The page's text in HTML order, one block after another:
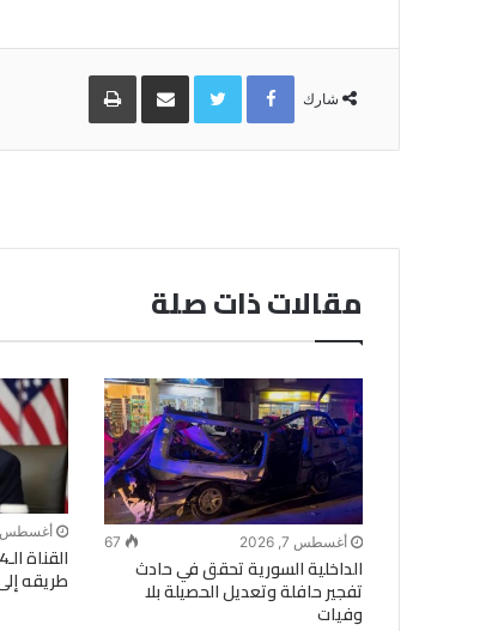
شارك
Facebook
Twitterمشاركة
البريد
طباعة
مقالات ذات صلة
أغسطس 7, 2026 67
الداخلية السورية تحقق في حادث
تفجير حافلة وتعديل الحصيلة بلا
وفيات
أغسطس 7, 2026
طريقه